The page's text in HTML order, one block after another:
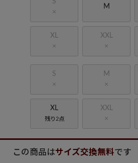
×
M
XL
×
XXL
×
S
×
M
×
XL
残り2点
XXL
×
この商品はサイズ交換無料です